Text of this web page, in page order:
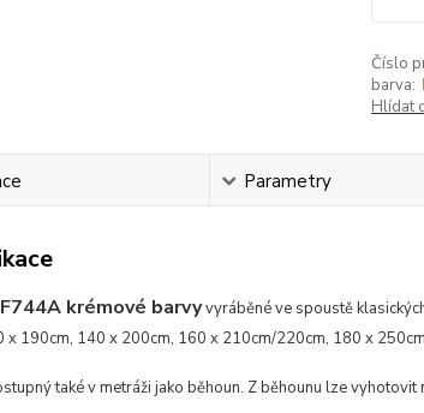
Číslo
barva:
Hlídat
Parametry
krémové barvyvyráběné ve spoustě
190cm, 140 x 200cm, 160 x 210cm/220cm, 180 x
také v metráži jako běhoun. Z běhounu lze